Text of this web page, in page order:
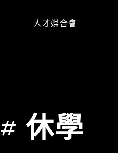
人才媒合會
# 休學